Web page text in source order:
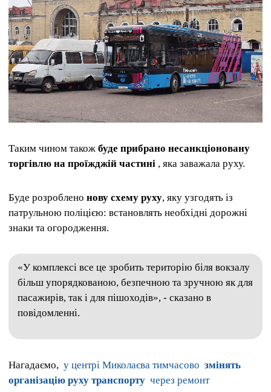
Таким чином також буде прибрано несанкціоновану
торгівлю на проїжджій частині , яка заважала руху.
Буде розроблено нову схему руху, яку узгодять із
патрульною поліцією: встановлять необхідні дорожні
знаки та огородження.
«У комплексі все це зробить територію біля вокзалу
більш упорядкованою, безпечною та зручною як для
пасажирів, так і для пішоходів», - сказано в
повідомленні.
Нагадаємо, у центрі Миколаєва тимчасово змінять
організацію руху транспорту через ремонт